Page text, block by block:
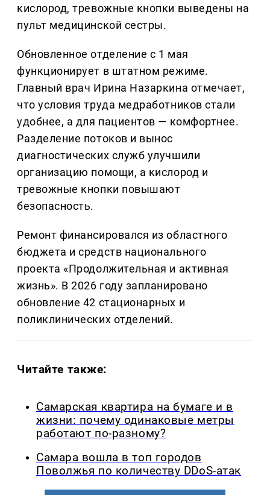
кислород, тревожные кнопки выведены на
пульт медицинской сестры.
Обновленное отделение с 1 мая
функционирует в штатном режиме.
Главный врач Ирина Назаркина отмечает,
что условия труда медработников стали
удобнее, а для пациентов — комфортнее.
Разделение потоков и вынос
диагностических служб улучшили
организацию помощи, а кислород и
тревожные кнопки повышают
безопасность.
Ремонт финансировался из областного
бюджета и средств национального
проекта «Продолжительная и активная
жизнь». В 2026 году запланировано
обновление 42 стационарных и
поликлинических отделений.
Читайте также:
Самарская квартира на бумаге и в
жизни: почему одинаковые метры
работают по-разному?
Самара вошла в топ городов
Поволжья по количеству DDoS-атак